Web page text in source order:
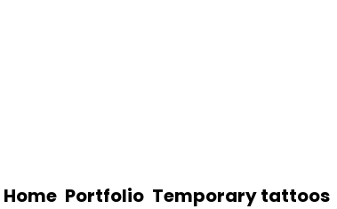
Home Portfolio Temporary tattoos